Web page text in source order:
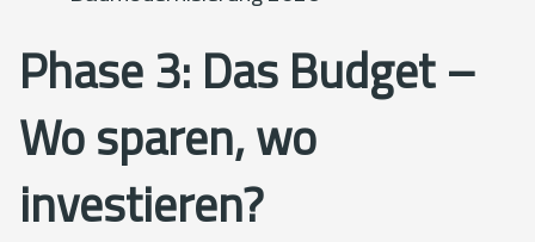
Phase 3: Das Budget –
Wo sparen, wo
investieren?